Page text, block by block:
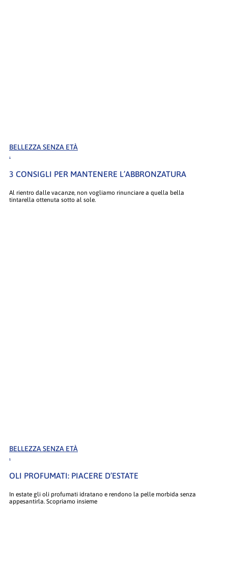
BELLEZZA SENZA ETÀ
.
3 CONSIGLI PER MANTENERE L’ABBRONZATURA
Al rientro dalle vacanze, non vogliamo rinunciare a quella bella
tintarella ottenuta sotto al sole.
BELLEZZA SENZA ETÀ
.
OLI PROFUMATI: PIACERE D’ESTATE
In estate gli oli profumati idratano e rendono la pelle morbida senza
appesantirla. Scopriamo insieme